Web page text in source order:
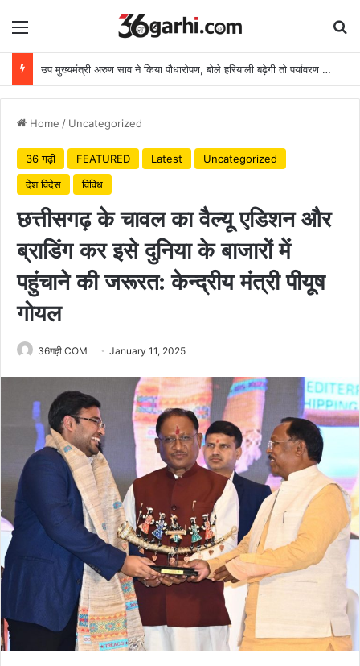
Menu
उप मुख्यमंत्री अरुण साव ने किया पौधारोपण, बोले हरियाली बढ़ेगी तो पर्यावरण भी स्वस्थ और सुंदर बनेगा
Home / Uncategorized
36 गढ़ी FEATURED Latest
Uncategorized
देश विदेस
विविध
छत्तीसगढ़ के चावल का वैल्यू एडिशन और
ब्राडिंग कर इसे दुनिया के बाजारों में
पहुंचाने की जरूरत: केन्द्रीय मंत्री पीयूष
गोयल
36गढ़ी.COM January 11, 2025